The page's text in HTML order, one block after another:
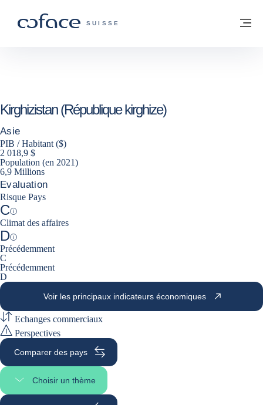
COFACE, FOR TRADE - PAGE
SUISSE
Retour à la page d'accueil
Kirghizistan (République kirghize)
Asie
PIB / Habitant ($)
2 018,9 $
Population (en 2021)
6,9 Millions
Evaluation
Risque Pays
C
Help
Climat des affaires
D
Help
Précédemment
C
Précédemment
D
Voir les principaux indicateurs économiques
Echanges commerciaux
Perspectives
Comparer des pays
Choisir un thème
Sélectionner une section